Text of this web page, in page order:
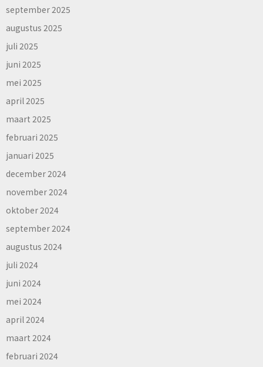
september 2025
augustus 2025
juli 2025
juni 2025
mei 2025
april 2025
maart 2025
februari 2025
januari 2025
december 2024
november 2024
oktober 2024
september 2024
augustus 2024
juli 2024
juni 2024
mei 2024
april 2024
maart 2024
februari 2024